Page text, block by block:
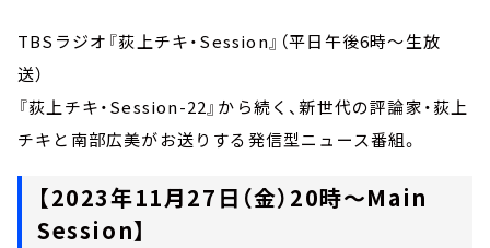
TBSラジオ『荻上チキ・Session』（平日午後6時～生放
送）
『荻上チキ・Session-22』から続く、新世代の評論家・荻上
チキと南部広美がお送りする発信型ニュース番組。
【2023年11月27日（金）20時～Main
Session】